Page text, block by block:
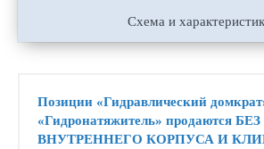
Схема и
Позиции «Гидравлический
«Гидронатяжитель» продаются БЕЗ
ВНУТРЕННЕГО КОРПУСА И